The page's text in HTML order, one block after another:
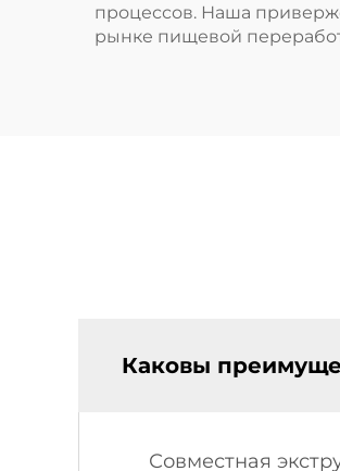
процессов. Наша
рынке пищевой
Каковы
Совместная